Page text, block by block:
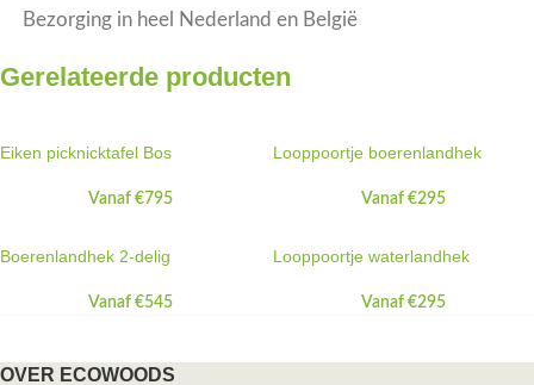
Bezorging in heel Nederland en België
Gerelateerde producten
Eiken picknicktafel Bos
Vanaf €795
Looppoortje boerenlandhek
Vanaf €295
Boerenlandhek 2-delig
Vanaf €545
Looppoortje waterlandhek
Vanaf €295
OVER ECOWOODS